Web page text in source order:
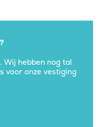
Wij hebben nog tal
voor onze vestiging